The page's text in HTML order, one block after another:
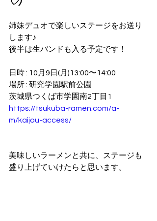
姉妹デュオで楽しいステージをお送り
します♪
後半は生バンドも入る予定です！
日時 : 10月9日(月)13:00〜14:00
場所 : 研究学園駅前公園
茨城県つくば市学園南2丁目1
https://tsukuba-ramen.com/a-
m/kaijou-access/
美味しいラーメンと共に、ステージも
盛り上げていけたらと思います。